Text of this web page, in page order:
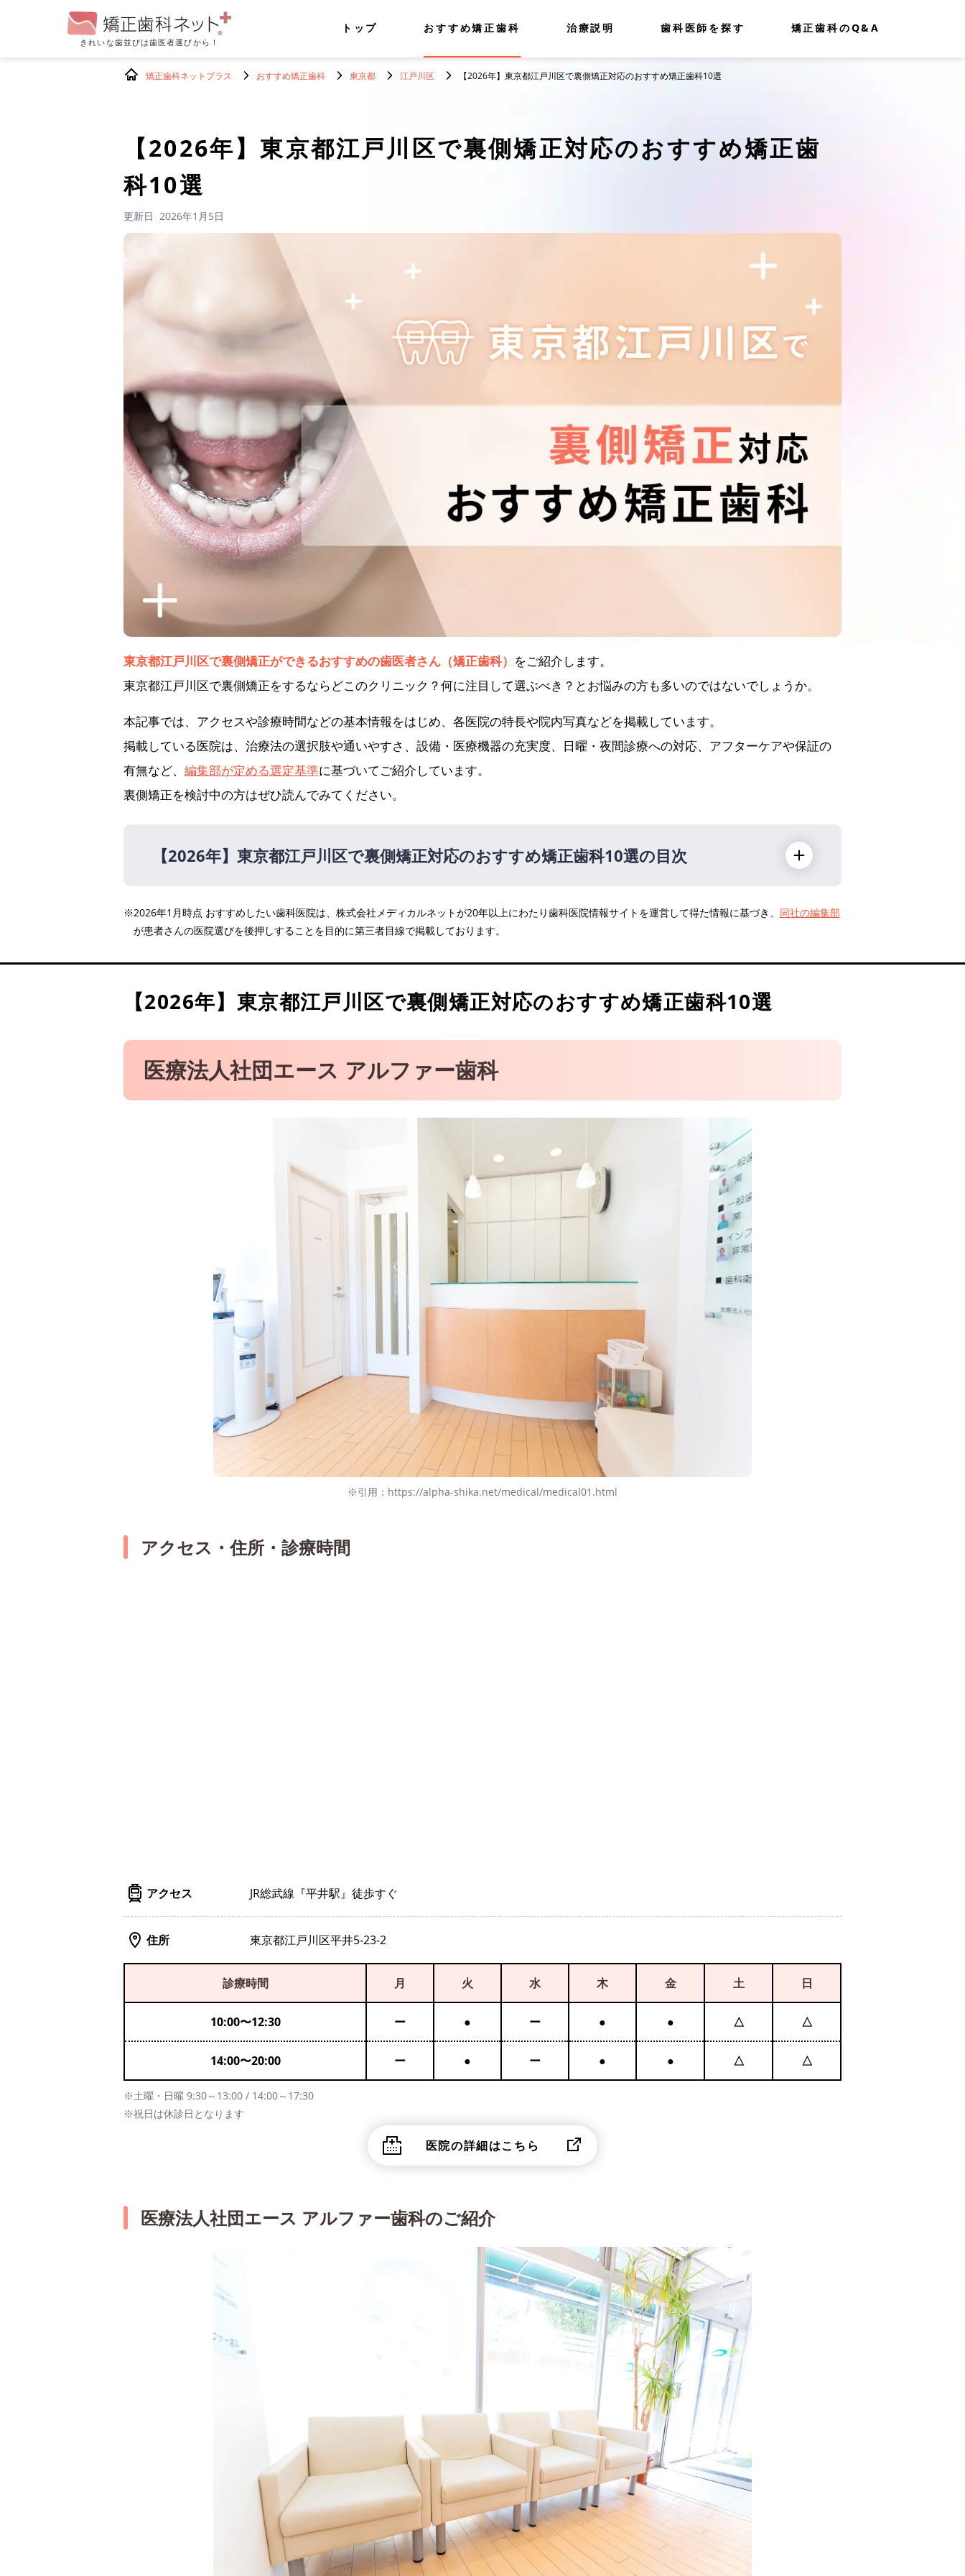
きれいな歯並びは歯医者選びから！
トップ おすすめ矯正歯科 治療説明 歯科医師を探す 矯正歯科のQ&A
矯正歯科ネットプラス おすすめ矯正歯科 東京都 江戸川区 【2026年】東京都江戸川区で裏側矯正対応のおすすめ矯正歯科10選
【2026年】 東京都江戸川区で裏側矯正対応のおすすめ矯正歯
科10選
更新日 2026年1月5日
東京都江戸川区で裏側矯正ができるおすすめの歯医者さん（矯正歯科） をご紹介します。
東京都江戸川区で裏側矯正をするならどこのクリニック？何に注目して選ぶべき？とお悩みの方も多いのではないでしょうか。
本記事では、アクセスや診療時間などの基本情報をはじめ、各医院の特長や院内写真などを掲載しています。
掲載している医院は、治療法の選択肢や通いやすさ、設備・医療機器の充実度、日曜・夜間診療への対応、アフターケアや保証の
有無など、 編集部が定める選定基準に基づいてご紹介しています。
裏側矯正を検討中の方はぜひ読んでみてください。
【2026年】 東京都江戸川区で裏側矯正対応のおすすめ矯正歯科10選の目次
医療法人社団エース アルファー歯科
医療法人社団檸檬会 西葛西杉井歯科クリニック・キッズプラス
こみや矯正歯科
ティーアイ歯科クリニック
葛西モア矯正歯科
西葛西スマイル歯科クリニック
医療法人社団 ODC 大塚歯科クリニック
黒木歯科医院
※2026年1月時点 おすすめしたい歯科医院は、株式会社メディカルネットが20年以上にわたり歯科医院情報サイトを運営して得た情報に基づき、 同社の編集部
が患者さんの医院選びを後押しすることを目的に第三者目線で掲載しております。
【2026年】 東京都江戸川区で裏側矯正対応のおすすめ矯正歯科10選
医療法人社団エース アルファー歯科
※引用：https://alpha-shika.net/medical/medical01.html
アクセス・住所・診療時間
アクセス JR総武線『平井駅』徒歩すぐ
住所 東京都江戸川区平井5-23-2
診療時間 月 火 水 木 金 土 日
10:00〜12:30 ー ● ー ● ● △ △
14:00〜20:00 ー ● ー ● ● △ △
※土曜・日曜 9:30～13:00 / 14:00～17:30
※祝日は休診日となります
医院の詳細はこちら
医療法人社団エース アルファー歯科のご紹介